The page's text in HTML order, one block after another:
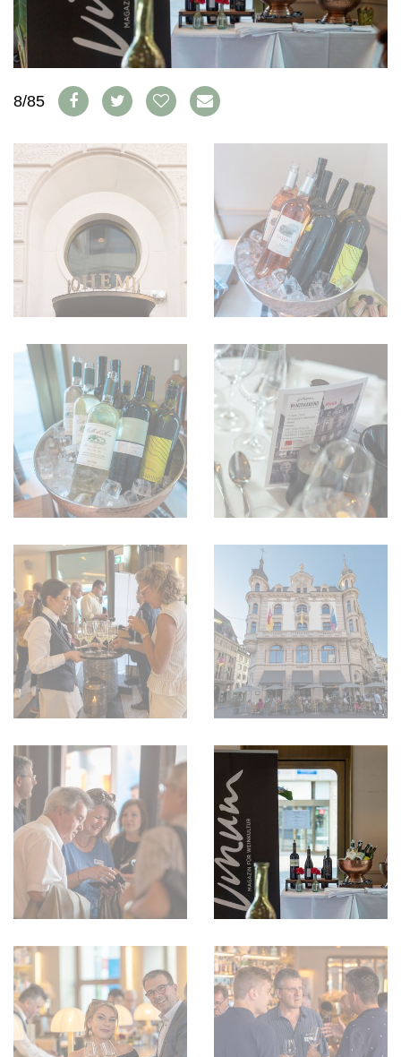
AUSGABE
ARCHIV
VORTEILSWELT
BÜCHER
WEINSZENE
PORTRAITS
VINOPHILES
AWARDS
GEWINNSPIELE
VORTEILSWELT
TRINKREIFETABELLE
ABO
WINE TRADE CLUB
REDAKTION
JOBS
WERBUNG
IMPRESSUM
AGB & DATENSCHUTZ
FAQ
8/85